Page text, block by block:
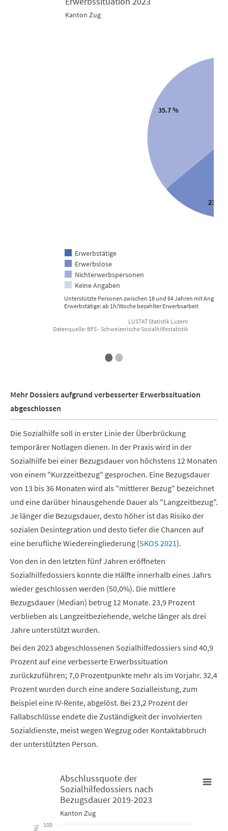
Unterstützte Personen nach Erwerbssituation 2023
View as data table, Unterstützte Personen nach
Unterstützte Personen zwischen 18 und 64 Jahren mit Angabe
Erwerbstätige: ab 1h/Woche bezahlter Erwerbsarbeit
Kanton Zug
23.4 %
35.7 %
Erwerbstätige
Erwerbslose
Nichterwerbspersonen
Keine Angaben
LUSTAT Statistik Luzern
Datenquelle: BFS - Schweizerische Sozialhilfestatistik
••
Mehr Dossiers aufgrund verbesserter Erwerbssituation
abgeschlossen
Die Sozialhilfe soll in erster Linie der Überbrückung
temporärer Notlagen dienen. In der Praxis wird in der
Sozialhilfe bei einer Bezugsdauer von höchstens 12 Monaten
von einem "Kurzzeitbezug" gesprochen. Eine Bezugsdauer
von 13 bis 36 Monaten wird als "mittlerer Bezug" bezeichnet
und eine darüber hinausgehende Dauer als "Langzeitbezug".
Je länger die Bezugsdauer, desto höher ist das Risiko der
sozialen Desintegration und desto tiefer die Chancen auf
eine berufliche Wiedereingliederung (SKOS 2021).
Von den in den letzten fünf Jahren eröffneten
Sozialhilfedossiers konnte die Hälfte innerhalb eines Jahrs
wieder geschlossen werden (50,0%). Die mittlere
Bezugsdauer (Median) betrug 12 Monate. 23,9 Prozent
verblieben als Langzeitbeziehende, welche länger als drei
Jahre unterstützt wurden.
Bei den 2023 abgeschlossenen Sozialhilfedossiers sind 40,9
Prozent auf eine verbesserte Erwerbssituation
zurückzuführen; 7,0 Prozentpunkte mehr als im Vorjahr. 32,4
Prozent wurden durch eine andere Sozialleistung, zum
Beispiel eine IV-Rente, abgelöst. Bei 23,2 Prozent der
Fallabschlüsse endete die Zuständigkeit der involvierten
Sozialdienste, meist wegen Wegzug oder Kontaktabbruch
der unterstützten Person.
Abschlussquote der Sozialhilfedossiers nach Bezugsdauer
Bar chart with 49 bars.
Abschlussquote der
Sozialhilfedossiers nach
Bezugsdauer 2019-2023
Kanton Zug
100